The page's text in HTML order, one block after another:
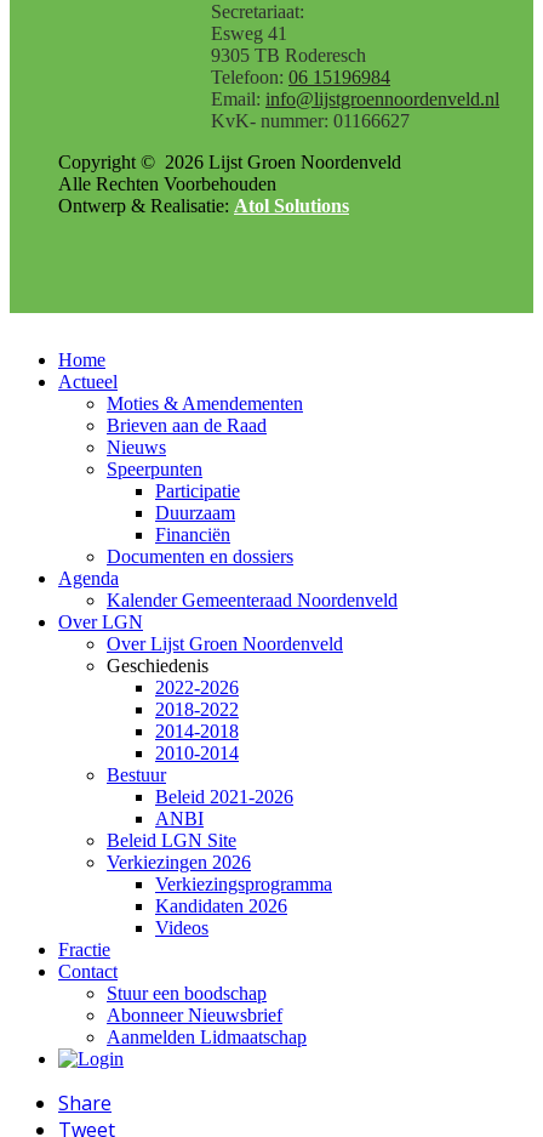
Secretariaat:
Esweg 41
9305 TB Roderesch
Telefoon: 06 15196984
Email: info@lijstgroennoordenveld.nl
KvK- nummer: 01166627
Copyright © 2026 Lijst Groen Noordenveld
Alle Rechten Voorbehouden
Ontwerp & Realisatie: Atol Solutions
Home
Actueel
Moties & Amendementen
Brieven aan de Raad
Nieuws
Speerpunten
Participatie
Duurzaam
Financiën
Documenten en dossiers
Agenda
Kalender Gemeenteraad Noordenveld
Over LGN
Over Lijst Groen Noordenveld
Geschiedenis
2022-2026
2018-2022
2014-2018
2010-2014
Bestuur
Beleid 2021-2026
ANBI
Beleid LGN Site
Verkiezingen 2026
Verkiezingsprogramma
Kandidaten 2026
Videos
Fractie
Contact
Stuur een boodschap
Abonneer Nieuwsbrief
Aanmelden Lidmaatschap
Share
Tweet